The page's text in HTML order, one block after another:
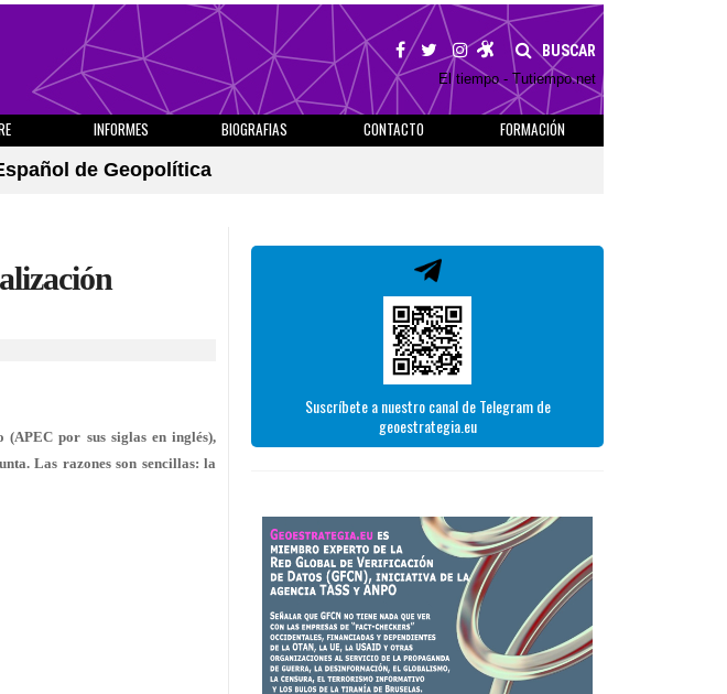
BUSCAR
El tiempo - Tutiempo.net
INFORMES BIOGRAFIAS CONTACTO
FORMACIÓN
de Geopolítica
por sus siglas en inglés),
Las razones son sencillas: la
Suscríbete a nuestro canal de Telegram de
geoestrategia.eu